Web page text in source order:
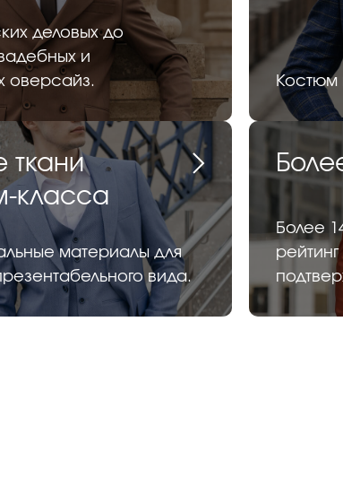
деловых до
и
оверсайз.
Костюм
ткани
класса
материалы для
вида.
Более